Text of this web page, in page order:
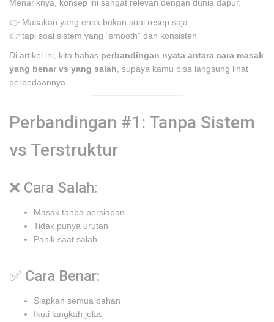
Menariknya, konsep ini sangat relevan dengan dunia dapur.
👉 Masakan yang enak bukan soal resep saja
👉 tapi soal sistem yang “smooth” dan konsisten
Di artikel ini, kita bahas perbandingan nyata antara cara masak
yang benar vs yang salah , supaya kamu bisa langsung lihat
perbedaannya.
Perbandingan #1: Tanpa Sistem
vs Terstruktur
❌ Cara Salah:
Masak tanpa persiapan
Tidak punya urutan
Panik saat salah
✅ Cara Benar:
Siapkan semua bahan
Ikuti langkah jelas